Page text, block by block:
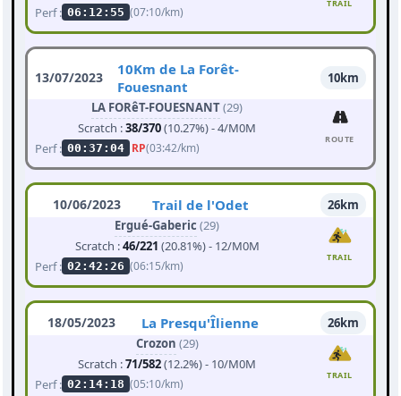
Perf : 06:12:55 (07:10/km)
TRAIL
13/07/2023
10Km de La Forêt-
Fouesnant
10km
LA FORêT-FOUESNANT(29)
Scratch :38/370(10.27%) - 4/M0M
Perf : 00:37:04 RP(03:42/km)
ROUTE
10/06/2023 Trail de l'Odet
26km
Ergué-Gaberic (29)
Scratch :46/221 (20.81%) - 12/M0M
Perf : 02:42:26 (06:15/km)
TRAIL
18/05/2023 La Presqu'Îlienne
26km
Crozon (29)
Scratch :71/582(12.2%) - 10/M0M
Perf : 02:14:18 (05:10/km)
TRAIL